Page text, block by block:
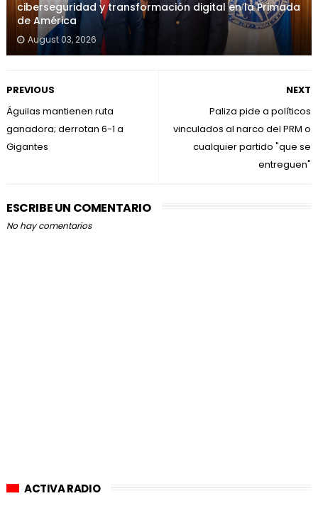
ciberseguridad y transformación digital en la Primada
de América
August 03, 2026
NEXT
Paliza pide a políticos
vinculados al narco del PRM o
cualquier partido "que se
entreguen"
PREVIOUS
Águilas mantienen ruta
ganadora; derrotan 6-1 a
Gigantes
ESCRIBE UN COMENTARIO
No hay comentarios
ACTIVA RADIO